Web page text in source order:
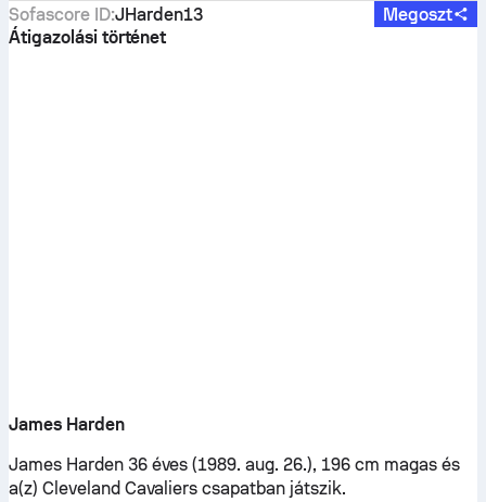
Sofascore ID:JHarden13
Megoszt
Átigazolási történet
James Harden
James Harden 36 éves (1989. aug. 26.), 196 cm magas és
a(z) Cleveland Cavaliers csapatban játszik.